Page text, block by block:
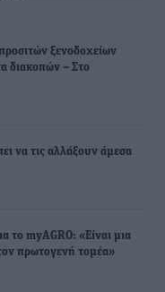
ξενοδοχείων
διακοπών – Στο
να τις αλλάξουν άμεσα
myAGRO: «Είναι μια
πρωτογενή τομέα»